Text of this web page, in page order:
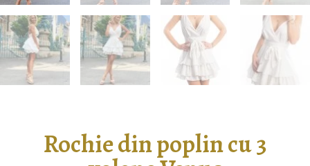
Rochie din poplin cu 3